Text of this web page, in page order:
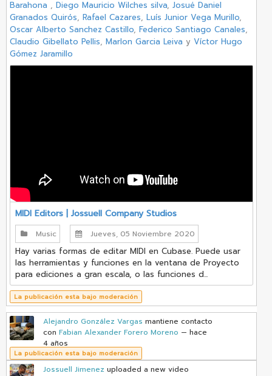
Barahona , Diego Mauricio Wilches silva, Josué Daniel
Granados Quirós, Rafael Cazares, Luís Junior Vega Murillo,
Oscar Alberto Sanchez Castillo, Federico Santiago Canales,
Claudio Gibellato Pellis, Marlon Garcia Leiva y Víctor Hugo
Gómez Jaramillo
MIDI Editors | Jossuell Company Studios
Music Jueves, 05 Noviembre 2020
Hay varias formas de editar MIDI en Cubase. Puede usar
las herramientas y funciones en la ventana de Proyecto
para ediciones a gran escala, o las funciones d...
La publicación esta bajo moderación
Alejandro González Vargas mantiene contacto
con Fabian Alexander Forero Moreno — hace
4 años
La publicación esta bajo moderación
Jossuell Jimenez uploaded a new video